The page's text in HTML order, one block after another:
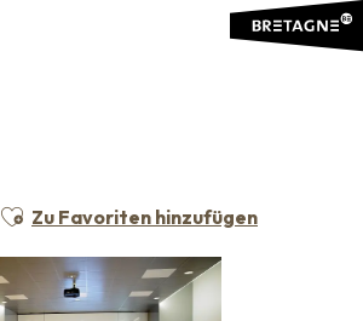
Ajouter aux favoris
Zu Favoriten hinzufügen